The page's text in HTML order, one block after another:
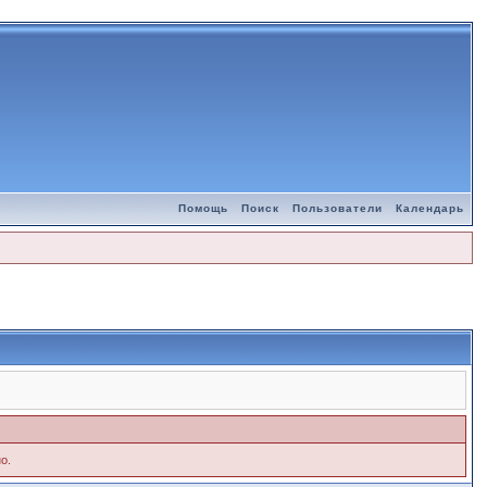
Помощь Поиск Пользователи Календарь